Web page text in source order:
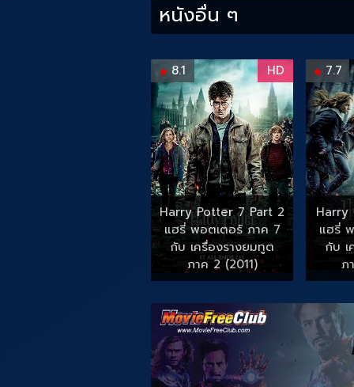
หนังอื่น ๆ
8.1 HD
Harry Potter 7 Part 2
แฮรี่ พอตเตอร์ ภาค 7
กับ เครื่องรางยมทูต
ภาค 2 (2011)
7.7
Harry
แฮรี่
กับ เ
ภ